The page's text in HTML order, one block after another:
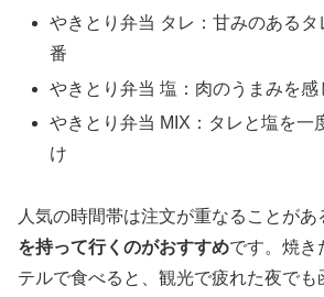
やきとり弁当 タレ：甘みのある
番
やきとり弁当 塩：肉のうまみを感
やきとり弁当 MIX：タレと塩を一
け
人気の時間帯は注文が重なることがあ
を持って行くのがおすすめです。焼き
テルで食べると、観光で疲れた夜でも